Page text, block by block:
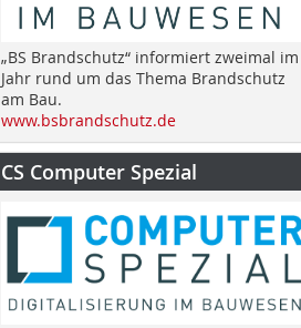
„BS Brandschutz“ informiert zweimal im
Jahr rund um das Thema Brandschutz
am Bau.
www.bsbrandschutz.de
CS Computer Spezial